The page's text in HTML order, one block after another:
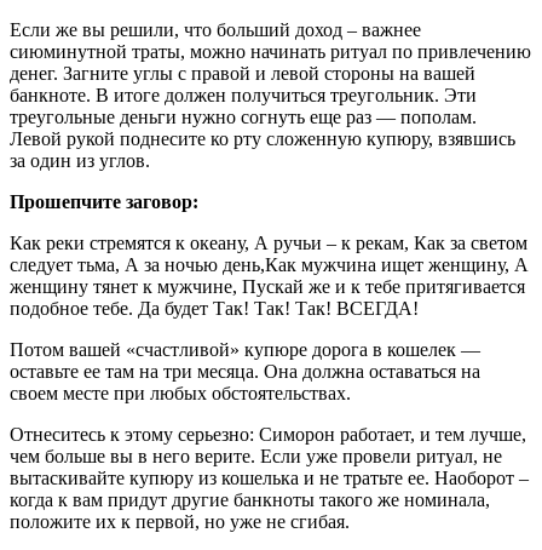
Если же вы решили, что больший доход – важнее
сиюминутной траты, можно начинать ритуал по привлечению
денег. Загните углы с правой и левой стороны на вашей
банкноте. В итоге должен получиться треугольник. Эти
треугольные деньги нужно согнуть еще раз — пополам.
Левой рукой поднесите ко рту сложенную купюру, взявшись
за один из углов.
Прошепчите заговор:
Как реки стремятся к океану, А ручьи – к рекам, Как за светом
следует тьма, А за ночью день,Как мужчина ищет женщину, А
женщину тянет к мужчине, Пускай же и к тебе притягивается
подобное тебе. Да будет Так! Так! Так! ВСЕГДА!
Потом вашей «счастливой» купюре дорога в кошелек —
оставьте ее там на три месяца. Она должна оставаться на
своем месте при любых обстоятельствах.
Отнеситесь к этому серьезно: Симорон работает, и тем лучше,
чем больше вы в него верите. Если уже провели ритуал, не
вытаскивайте купюру из кошелька и не тратьте ее. Наоборот –
когда к вам придут другие банкноты такого же номинала,
положите их к первой, но уже не сгибая.